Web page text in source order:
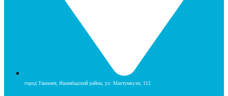
город Ташкент, Яшнабадский район, ул. Махтумкули, 112